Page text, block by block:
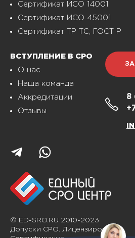
Сертификат ИСО 14001
Сертификат ИСО 45001
Сертификат ТР ТС, ГОСТ Р
ВСТУПЛЕНИЕ В СРО
О нас
Наша команда
Аккредитации
Отзывы
8
© ED-SRO.RU 2010-2023
Допуски СРО. Лицензирование.